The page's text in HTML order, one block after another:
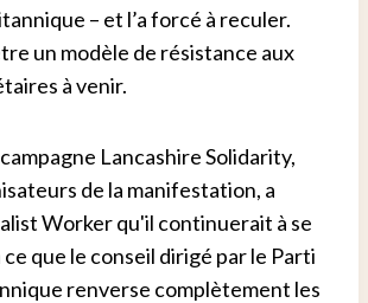
– et l’a forcé à reculer.
un modèle de résistance aux
à venir.
Lancashire Solidarity,
de la manifestation, a
Worker qu'il continuerait à se
que le conseil dirigé par le Parti
renverse complètement les